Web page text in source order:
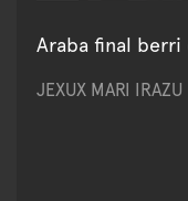
Araba final
JEXUX MARI IRAZU